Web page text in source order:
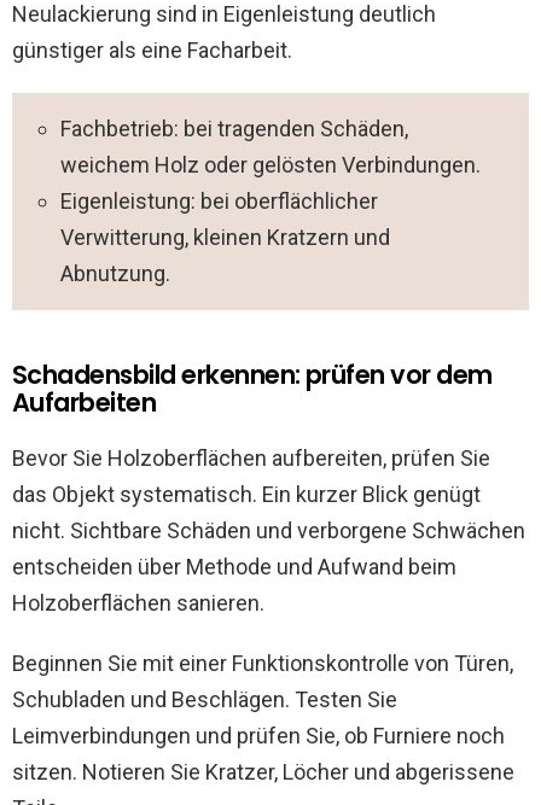
Neulackierung sind in Eigenleistung deutlich
günstiger als eine Facharbeit.
Fachbetrieb: bei tragenden Schäden,
weichem Holz oder gelösten Verbindungen.
Eigenleistung: bei oberflächlicher
Verwitterung, kleinen Kratzern und
Abnutzung.
Schadensbild erkennen: prüfen vor dem
Aufarbeiten
Bevor Sie Holzoberflächen aufbereiten, prüfen Sie
das Objekt systematisch. Ein kurzer Blick genügt
nicht. Sichtbare Schäden und verborgene Schwächen
entscheiden über Methode und Aufwand beim
Holzoberflächen sanieren.
Beginnen Sie mit einer Funktionskontrolle von Türen,
Schubladen und Beschlägen. Testen Sie
Leimverbindungen und prüfen Sie, ob Furniere noch
sitzen. Notieren Sie Kratzer, Löcher und abgerissene